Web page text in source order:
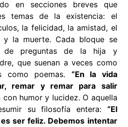
en secciones breves que
temas de la existencia: el
la felicidad, la amistad, el
y la muerte. Cada bloque se
de preguntas de la hija y
que suenan a veces como
como poemas. “En la vida
remar y remar para salir
con humor y lucidez. O aquella
su filosofía entera: “El
ser feliz. Debemos intentar